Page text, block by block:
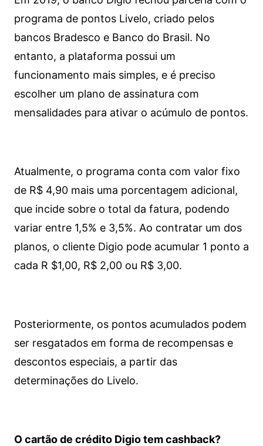
programa de pontos Livelo, criado pelos
bancos Bradesco e Banco do Brasil. No
entanto, a plataforma possui um
funcionamento mais simples, e é preciso
escolher um plano de assinatura com
mensalidades para ativar o acúmulo de pontos.
Atualmente, o programa conta com valor fixo
de R$ 4,90 mais uma porcentagem adicional,
que incide sobre o total da fatura, podendo
variar entre 1,5% e 3,5%. Ao contratar um dos
planos, o cliente Digio pode acumular 1 ponto a
cada R $1,00, R$ 2,00 ou R$ 3,00.
Posteriormente, os pontos acumulados podem
ser resgatados em forma de recompensas e
descontos especiais, a partir das
determinações do Livelo.
O cartão de crédito Digio tem cashback?